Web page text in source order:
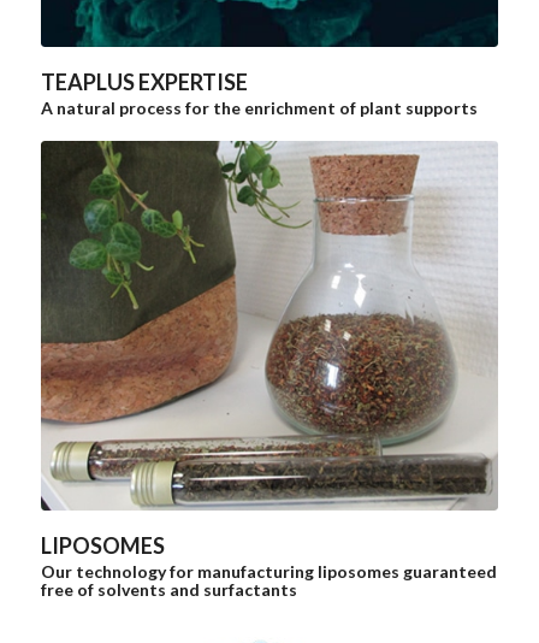
TEAPLUS EXPERTISE
A natural process for the enrichment of plant supports
LIPOSOMES
Our technology for manufacturing liposomes guaranteed
free of solvents and surfactants